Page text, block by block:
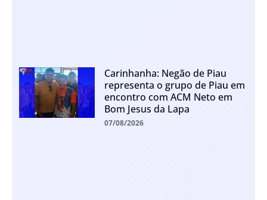
Carinhanha: Negão de Piau
representa o grupo de Piau em
encontro com ACM Neto em
Bom Jesus da Lapa
07/08/2026